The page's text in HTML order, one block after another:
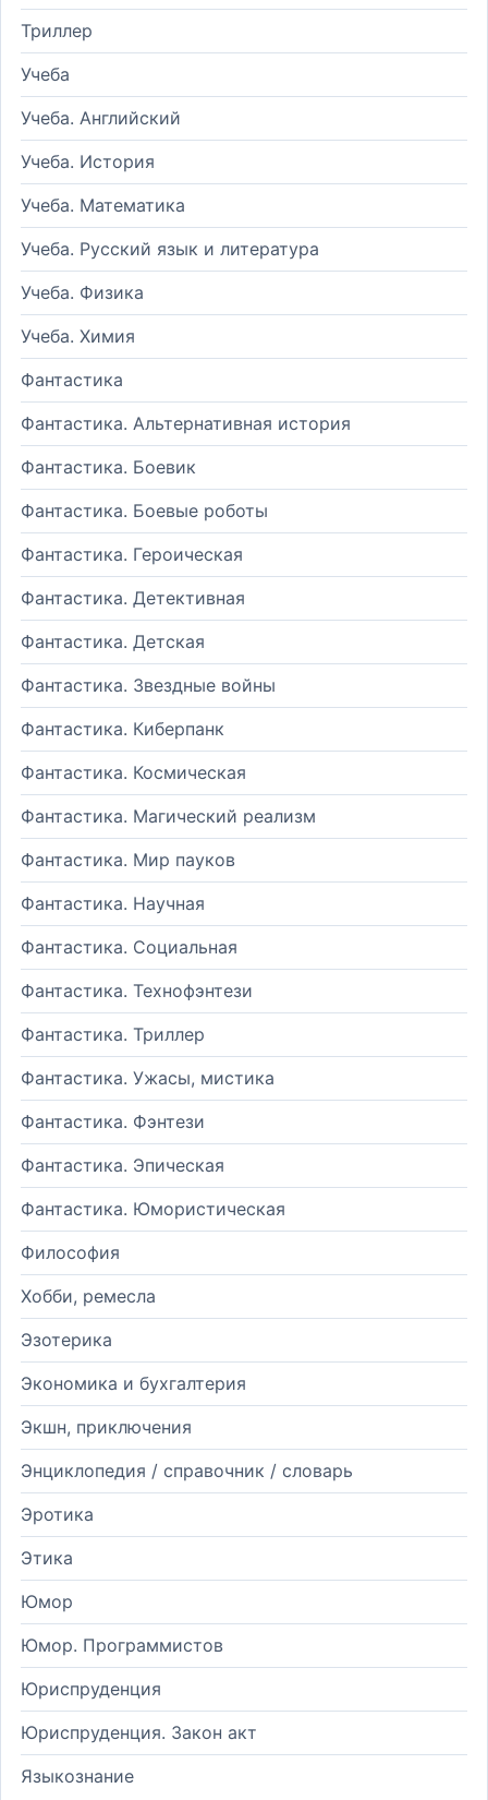
Триллер
Учеба
Учеба. Английский
Учеба. История
Учеба. Математика
Учеба. Русский язык и литература
Учеба. Физика
Учеба. Химия
Фантастика
Фантастика. Альтернативная история
Фантастика. Боевик
Фантастика. Боевые роботы
Фантастика. Героическая
Фантастика. Детективная
Фантастика. Детская
Фантастика. Звездные войны
Фантастика. Киберпанк
Фантастика. Космическая
Фантастика. Магический реализм
Фантастика. Мир пауков
Фантастика. Научная
Фантастика. Социальная
Фантастика. Технофэнтези
Фантастика. Триллер
Фантастика. Ужасы, мистика
Фантастика. Фэнтези
Фантастика. Эпическая
Фантастика. Юмористическая
Философия
Хобби, ремесла
Эзотерика
Экономика и бухгалтерия
Экшн, приключения
Энциклопедия / справочник / словарь
Эротика
Этика
Юмор
Юмор. Программистов
Юриспруденция
Юриспруденция. Закон акт
Языкознание